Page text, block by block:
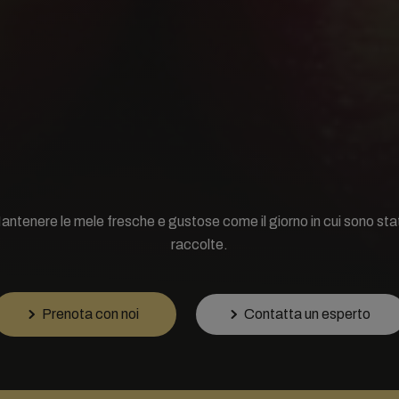
le mele fresche e gustose come il giorno in cui sono
raccolte.
Prenota con noi Contatta un esperto